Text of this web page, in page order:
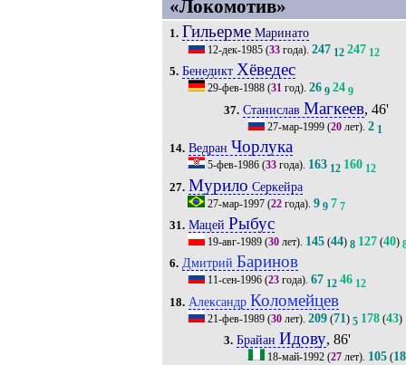
«Локомотив»
1. ГильермеМаринато
12-дек-1985(33года). 247 12 247 12
5. Бенедикт Хёведес
29-фев-1988(31год). 26 9 24 9
37. Станислав Магкеев, 46'
27-мар-1999 (20 лет).2 1
14. Ведран Чорлука
5-фев-1986(33года). 163 12 160 12
27. Мурило Серкейра
27-мар-1997(22года). 9 9 7 7
31. Мацей Рыбус
19-авг-1989(30лет). 145(44) 8 127(40)
6. Дмитрий Баринов
11-сен-1996(23года). 67 12 46 12
18. Александр Коломейцев
21-фев-1989(30лет). 209(71) 5 178(43)
3. Брайан Идову, 86'
18-май-1992 (27 лет). 105 (18